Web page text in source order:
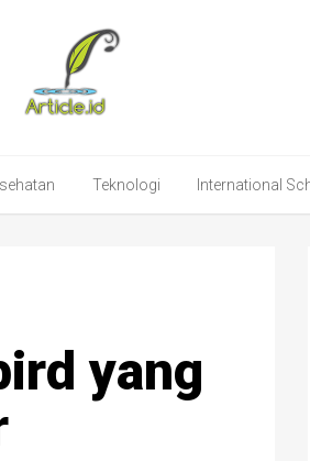
Teknologi International
yang